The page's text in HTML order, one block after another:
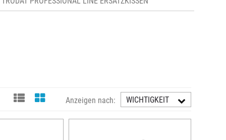
FÜR HOLZSTEMPEL
FÜR STEMPEL
WICHTIGKEIT
Anzeigen nach: